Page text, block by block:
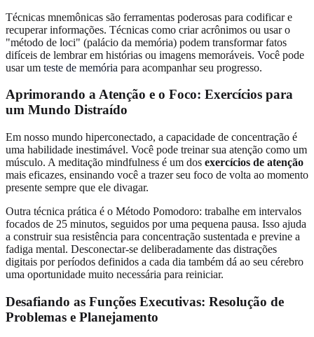
Técnicas mnemônicas são ferramentas poderosas para codificar e
recuperar informações. Técnicas como criar acrônimos ou usar o
"método de loci" (palácio da memória) podem transformar fatos
difíceis de lembrar em histórias ou imagens memoráveis. Você pode
usar um teste de memória para acompanhar seu progresso.
Aprimorando a Atenção e o Foco: Exercícios para
um Mundo Distraído
Em nosso mundo hiperconectado, a capacidade de concentração é
uma habilidade inestimável. Você pode treinar sua atenção como um
músculo. A meditação mindfulness é um dos exercícios de atenção
mais eficazes, ensinando você a trazer seu foco de volta ao momento
presente sempre que ele divagar.
Outra técnica prática é o Método Pomodoro: trabalhe em intervalos
focados de 25 minutos, seguidos por uma pequena pausa. Isso ajuda
a construir sua resistência para concentração sustentada e previne a
fadiga mental. Desconectar-se deliberadamente das distrações
digitais por períodos definidos a cada dia também dá ao seu cérebro
uma oportunidade muito necessária para reiniciar.
Desafiando as Funções Executivas: Resolução de
Problemas e Planejamento